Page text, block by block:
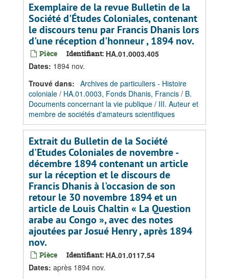
Exemplaire de la revue Bulletin de la
Société d'Études Coloniales, contenant
le discours tenu par Francis Dhanis lors
d'une réception d'honneur , 1894 nov.
Pièce Identifiant: HA.01.0003.405
Dates: 1894 nov.
Trouvé dans: Archives de particuliers - Histoire
coloniale / HA.01.0003, Fonds Dhanis, Francis / B.
Documents concernant la vie publique / III. Auteur et
membre de sociétés d'amateurs scientifiques
Extrait du Bulletin de la Société
d'Etudes Coloniales de novembre -
décembre 1894 contenant un article
sur la réception et le discours de
Francis Dhanis à l'occasion de son
retour le 30 novembre 1894 et un
article de Louis Chaltin « La Question
arabe au Congo », avec des notes
ajoutées par Josué Henry , après 1894
nov.
Pièce Identifiant: HA.01.0117.54
Dates: après 1894 nov.